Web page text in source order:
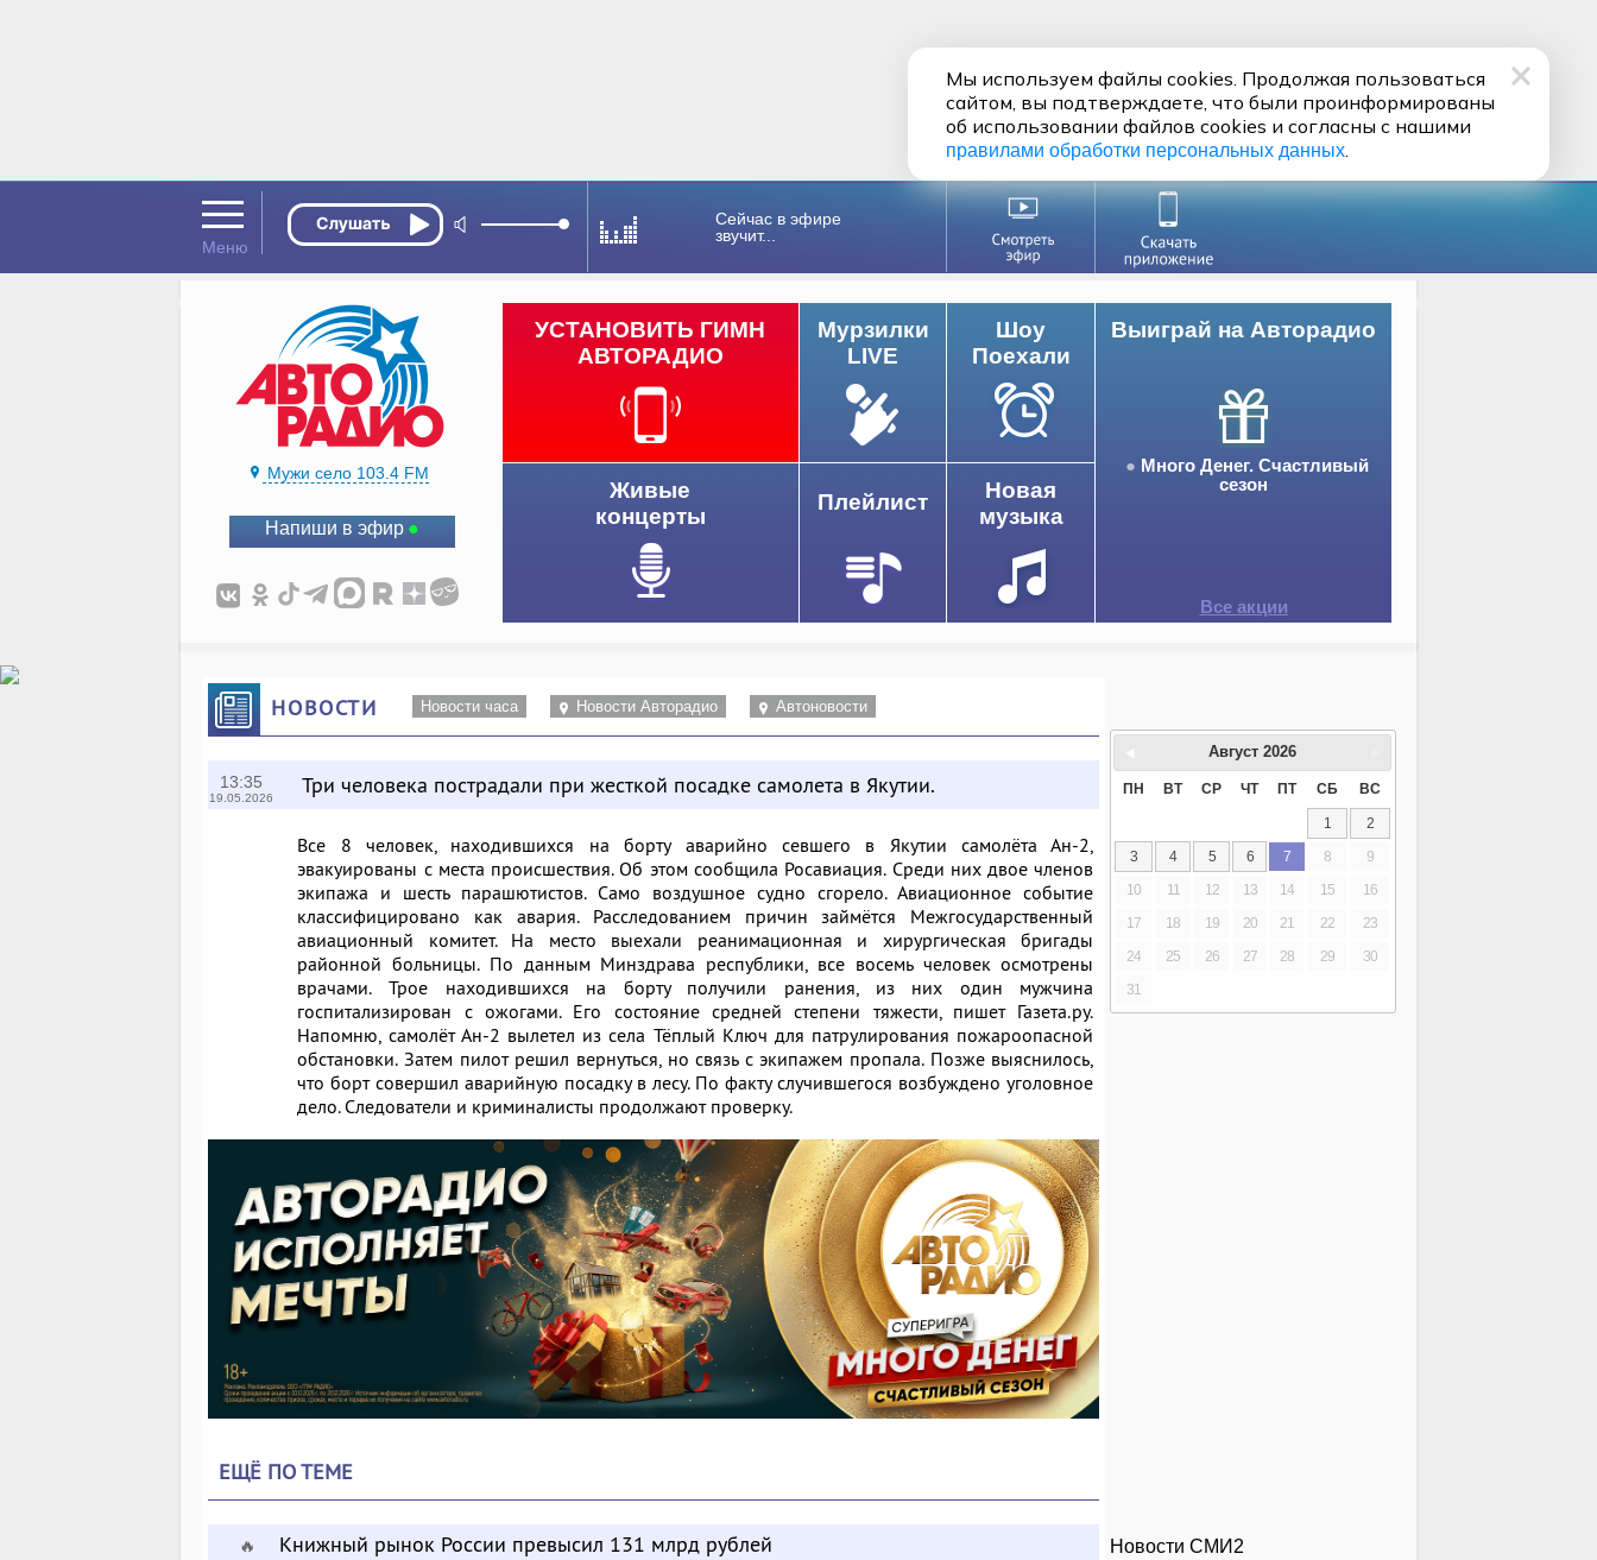
Сейчас в эфире
звучит...
Мужи село 103.4 FM
Напиши в эфир
Выиграй на Авторадио
Много Денег. Счастливый
сезон
Все акции
УСТАНОВИТЬ ГИМН
АВТОРАДИО
Мурзилки
LIVE
Шоу
Поехали
Живые
концерты
Плейлист
Новая
музыка
НОВОСТИ Новости часа Новости Авторадио Автоновости
13:35
19.05.2026 Три человека пострадали при жесткой посадке самолета в Якутии.
Все 8 человек, находившихся на борту аварийно севшего в Якутии самолёта Ан-2,
эвакуированы с места происшествия. Об этом сообщила Росавиация. Среди них двое членов
экипажа и шесть парашютистов. Само воздушное судно сгорело. Авиационное событие
классифицировано как авария. Расследованием причин займётся Межгосударственный
авиационный комитет. На место выехали реанимационная и хирургическая бригады
районной больницы. По данным Минздрава республики, все восемь человек осмотрены
врачами. Трое находившихся на борту получили ранения, из них один мужчина
госпитализирован с ожогами. Его состояние средней степени тяжести, пишет Газета.ру.
Напомню, самолёт Ан-2 вылетел из села Тёплый Ключ для патрулирования пожароопасной
обстановки. Затем пилот решил вернуться, но связь с экипажем пропала. Позже выяснилось,
что борт совершил аварийную посадку в лесу. По факту случившегося возбуждено уголовное
дело. Следователи и криминалисты продолжают проверку.
ЕЩЁ ПО ТЕМЕ
🔥 Книжный рынок России превысил 131 млрд рублей
Август 2026
ПН ВТ СР ЧТ ПТ СБ ВС
1
2
3
4 5 6 7 8
9
10
11 12 13 14 15
16
17
18 19 20 21 22
23
24
25 26 27 28 29
30
31
Новости СМИ2
Мы используем файлы cookies. Продолжая пользоваться
сайтом, вы подтверждаете, что были проинформированы
об использовании файлов cookies и согласны с нашими
правилами обработки персональных данных.